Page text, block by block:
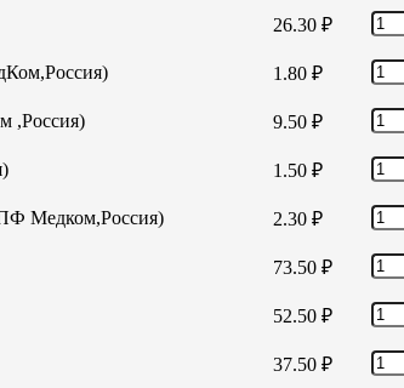
26.30 ₽
1.80 ₽
,Россия)
9.50 ₽
1.50 ₽
Медком,Россия)
2.30 ₽
73.50 ₽
52.50 ₽
37.50 ₽